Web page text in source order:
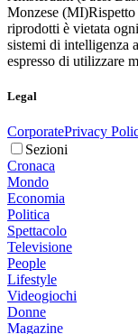
Monzese (MI)Rispetto
riprodotti è vietata
sistemi di intelligenza
espresso di utilizzare
Legal
CorporatePrivacy
Sezioni
Cronaca
Mondo
Economia
Politica
Spettacolo
Televisione
People
Lifestyle
Videogiochi
Donne
Magazine